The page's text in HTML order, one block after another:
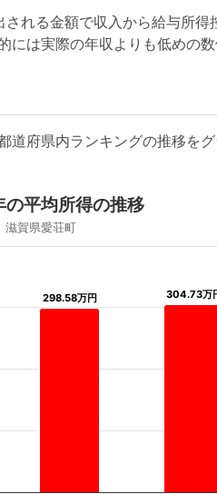
れる金額で収入から給与所得
は実際の年収よりも低めの数
府県内ランキングの推移を
の平均所得の推移
滋賀県愛荘町
298.58万円
298.58万円 304.73万
304.73万